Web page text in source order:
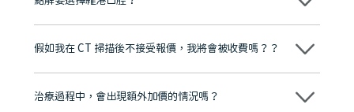
維港口腔踐行「醫道濟世」的大學校訓，各分院匯聚來自香港、內地的
牌」、「2025香港企業領袖品牌」，是諾貝爾種植系統全球放心植牙中
至今已服務超過三十個國家和地區的顧客，受到粵港澳大灣區及周邊城
市市民極高的口碑評價及信任推薦 珠海、深圳設有八大分院，香港亦設
有咨詢及服務保障中心，有任何問題都可以隨時預約免費咨詢，讓人十
假如我在 CT 掃描後不接受報價，我將會被收費嗎？？
不會！只要未開始實際服務之前，你不會被收取任何費用。
治療過程中，會出現額外加價的情況嗎？